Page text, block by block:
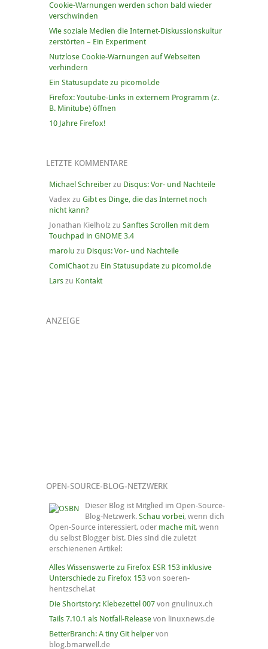
Cookie-Warnungen werden schon bald wieder
verschwinden
Wie soziale Medien die Internet-Diskussionskultur
zerstörten – Ein Experiment
Nutzlose Cookie-Warnungen auf Webseiten
verhindern
Ein Statusupdate zu picomol.de
Firefox: Youtube-Links in externem Programm (z.
B. Minitube) öffnen
10 Jahre Firefox!
LETZTE KOMMENTARE
Michael Schreiberzu Disqus: Vor- und Nachteile
Vadex zu Gibt es Dinge, die das Internet noch
nicht kann?
Jonathan Kielholz zu Sanftes Scrollen mit dem
Touchpad in GNOME 3.4
marolu zu Disqus: Vor- und Nachteile
ComiChaotzu Ein Statusupdate zu picomol.de
Larszu Kontakt
ANZEIGE
OPEN-SOURCE-BLOG-NETZWERK
Dieser Blog ist Mitglied im Open-Source-
Blog-Netzwerk. Schau vorbei, wenn dich
Open-Source interessiert, oder mache mit, wenn
du selbst Blogger bist. Dies sind die zuletzt
erschienenen Artikel:
Alles Wissenswerte zu Firefox ESR 153 inklusive
Unterschiede zu Firefox 153von soeren-
hentzschel.at
Die Shortstory: Klebezettel 007von gnulinux.ch
Tails 7.10.1 als Notfall-Releasevon linuxnews.de
BetterBranch: A tiny Git helpervon
blog.bmarwell.de